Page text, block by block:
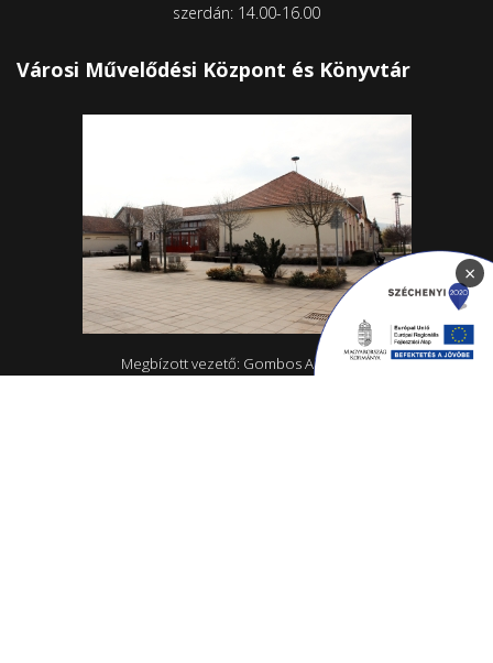
szerdán: 14.00-16.00
Városi Művelődési Központ és Könyvtár
Megbízott vezető: Gombos Alexandra
×